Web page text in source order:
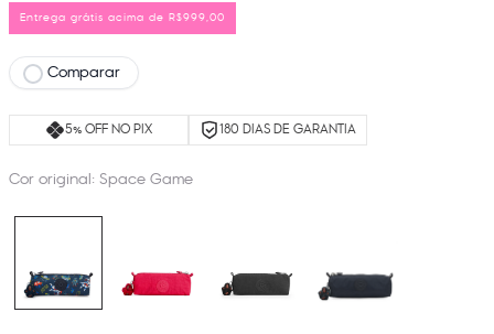
Entrega grátis acima de R$999,00
Comparar
5% OFF NO PIX 180 DIAS DE GARANTIA
Cor original: Space Game